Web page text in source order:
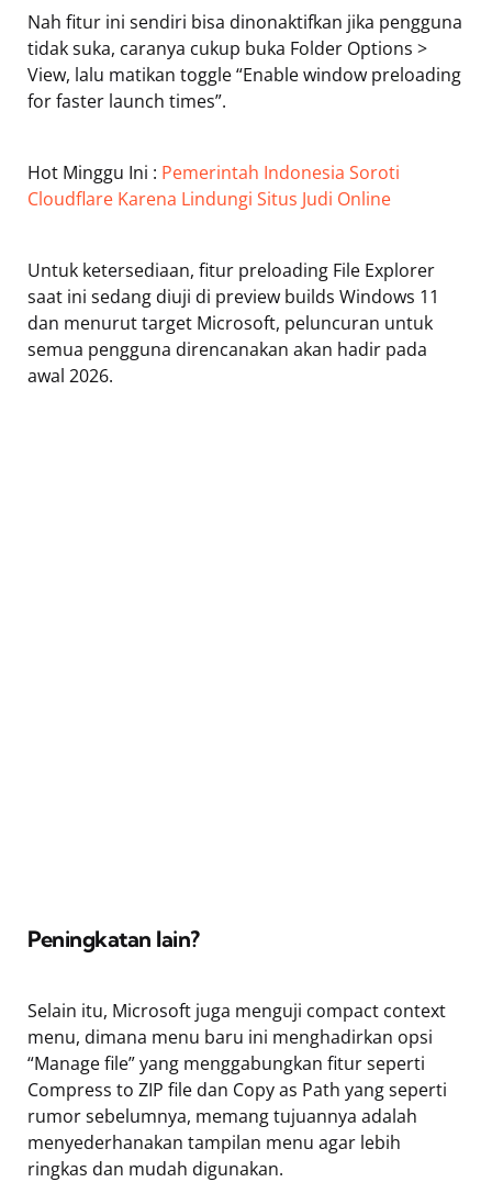
Nah fitur ini sendiri bisa dinonaktifkan jika pengguna
tidak suka, caranya cukup buka Folder Options >
View, lalu matikan toggle “Enable window preloading
for faster launch times”.
Hot Minggu Ini : Pemerintah Indonesia Soroti
Cloudflare Karena Lindungi Situs Judi Online
Untuk ketersediaan, fitur preloading File Explorer
saat ini sedang diuji di preview builds Windows 11
dan menurut target Microsoft, peluncuran untuk
semua pengguna direncanakan akan hadir pada
awal 2026.
Peningkatan lain?
Selain itu, Microsoft juga menguji compact context
menu, dimana menu baru ini menghadirkan opsi
“Manage file” yang menggabungkan fitur seperti
Compress to ZIP file dan Copy as Path yang seperti
rumor sebelumnya, memang tujuannya adalah
menyederhanakan tampilan menu agar lebih
ringkas dan mudah digunakan.